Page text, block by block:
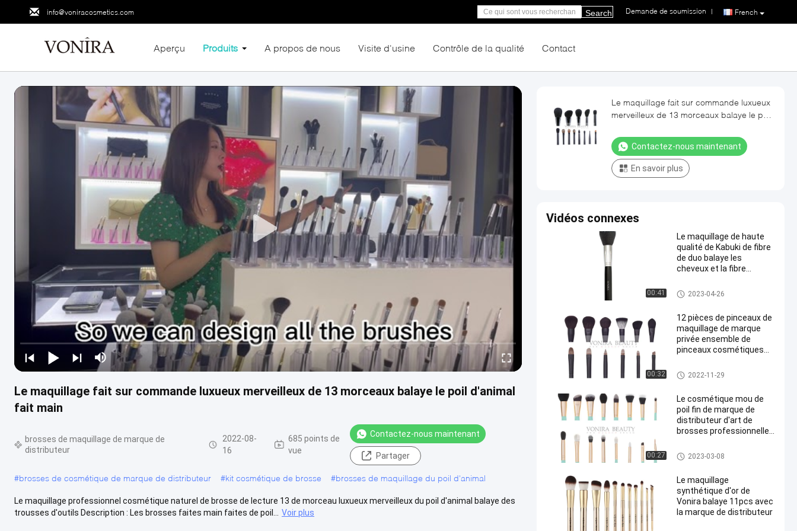
info@voniracosmetics.com French
Demande de soumission |
Search
Aperçu Produits A propos de nous Visite d'usine Contrôle de la qualité Contact
Le maquillage fait sur commande luxueux merveilleux de 13 morceaux balaye le poil d'animal
fait main
brosses de maquillage de marque de
distributeur
2022-08-
16
685 points de
vue
Contactez-nous maintenant
Partager
#brosses de cosmétique de marque de distributeur #kit cosmétique de brosse #brosses de maquillage du poil d'animal
Le maquillage professionnel cosmétique naturel de brosse de lecture 13 de morceau luxueux merveilleux du poil d'animal balaye des
trousses d'outils Description : Les brosses faites main faites de poil...
Voir plus
Le maquillage fait sur commande luxueux
merveilleux de 13 morceaux balaye le poil
Contactez-nous maintenant
En savoir plus
Vidéos connexes
00:41
Le maquillage de haute
qualité de Kabuki de fibre
de duo balaye les
cheveux et la fibre
chèvre
Brosses de haute qualité de m
aquillage
2023-04-26
00:32
12 pièces de pinceaux de
maquillage de marque
privée ensemble de
pinceaux cosmétiques
bois
brosses de maquillage de mar
que de distributeur
2022-11-29
00:27
Le cosmétique mou de
poil fin de marque de
distributeur d'art de
brosses professionnelles
kit
brosses de maquillage de mar
que de distributeur
2023-03-08
Le maquillage
synthétique d'or de
Vonira balaye 11pcs avec
la marque de distributeur